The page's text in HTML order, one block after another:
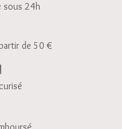
sous 24h
de 50 €